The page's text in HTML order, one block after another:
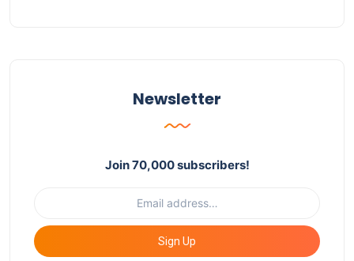
Newsletter
Join 70,000 subscribers!
Sign Up